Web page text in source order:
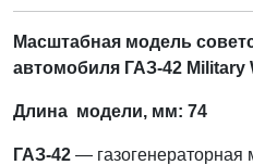
Масштабная модель
автомобиля ГАЗ-42 Military
Длина модели, мм: 74
ГАЗ-42 — газогенераторная